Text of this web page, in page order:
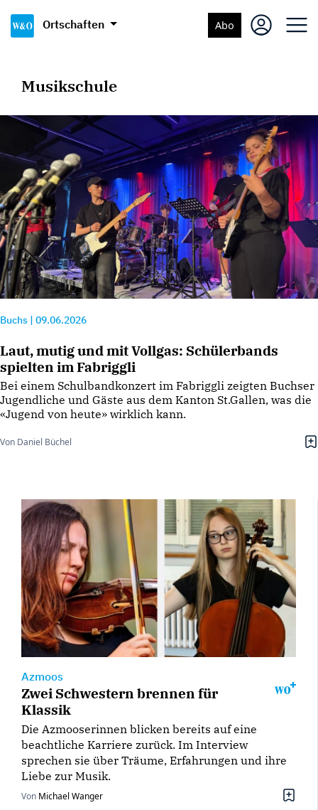
Ortschaften Abo
Musikschule
Buchs 09.06.2026
Laut, mutig und mit Vollgas: Schülerbands
spielten im Fabriggli
Bei einem Schulbandkonzert im Fabriggli zeigten Buchser
Jugendliche und Gäste aus dem Kanton St.Gallen, was die
«Jugend von heute» wirklich kann.
Von Daniel Büchel
Azmoos
Zwei Schwestern brennen für
Klassik
Die Azmooserinnen blicken bereits auf eine
beachtliche Karriere zurück. Im Interview
sprechen sie über Träume, Erfahrungen und ihre
Liebe zur Musik.
Von Michael Wanger